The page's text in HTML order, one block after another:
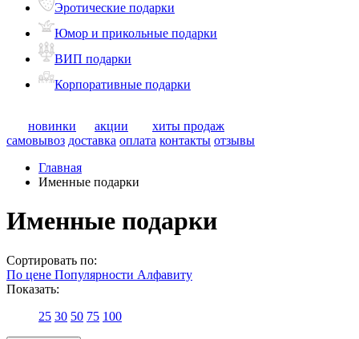
Эротические подарки
Юмор и прикольные подарки
ВИП подарки
Корпоративные подарки
новинки акции
хиты продаж
самовывоз доставка оплата контакты отзывы
Главная
Именные подарки
Именные подарки
Сортировать по:
По цене Популярности Алфавиту
Показать:
25 30 50 75 100